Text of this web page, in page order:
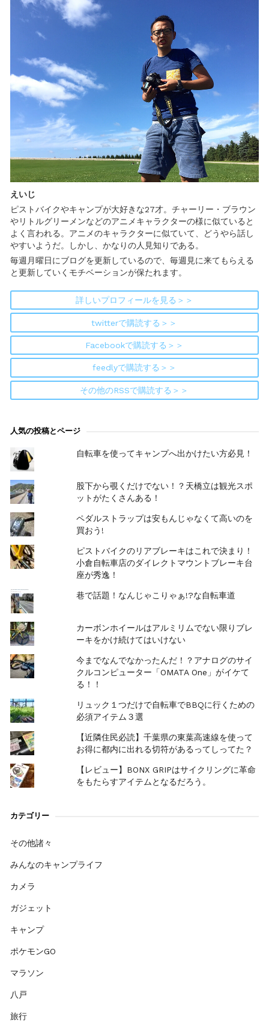
えいじ
ピストバイクやキャンプが大好きな27才。チャーリー・ブラウン
やリトルグリーメンなどのアニメキャラクターの様に似ていると
よく言われる。アニメのキャラクターに似ていて、どうやら話し
やすいようだ。しかし、かなりの人見知りである。
毎週月曜日にブログを更新しているので、毎週見に来てもらえる
と更新していくモチベーションが保たれます。
詳しいプロフィールを見る＞＞
twitterで購読する＞＞
Facebookで購読する＞＞
feedlyで購読する＞＞
その他のRSSで購読する＞＞
人気の投稿とページ
自転車を使ってキャンプへ出かけたい方必見！
股下から覗くだけでない！？天橋立は観光スポ
ットがたくさんある！
ペダルストラップは安もんじゃなくて高いのを
買おう!
ピストバイクのリアブレーキはこれで決まり！
小倉自転車店のダイレクトマウントブレーキ台
座が秀逸！
巷で話題！なんじゃこりゃぁ!?な自転車道
カーボンホイールはアルミリムでない限りブレ
ーキをかけ続けてはいけない
今までなんでなかったんだ！？アナログのサイ
クルコンピューター「OMATA One」がイケて
る！！
リュック１つだけで自転車でBBQに行くための
必須アイテム３選
【近隣住民必読】千葉県の東葉高速線を使って
お得に都内に出れる切符があるってしってた？
【レビュー】BONX GRIPはサイクリングに革命
をもたらすアイテムとなるだろう。
カテゴリー
その他諸々
みんなのキャンプライフ
カメラ
ガジェット
キャンプ
ポケモンGO
マラソン
八戸
旅行